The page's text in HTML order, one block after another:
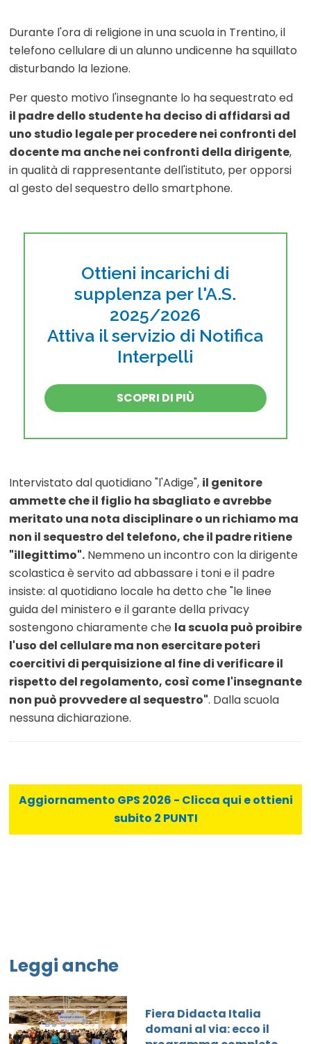
Durante l'ora di religione in una scuola in Trentino, il
telefono cellulare di un alunno undicenne ha squillato
disturbando la lezione.
Per questo motivo l'insegnante lo ha sequestrato ed
il padre dello studente ha deciso di affidarsi ad
uno studio legale per procedere nei confronti del
docente ma anche nei confronti della dirigente,
in qualità di rappresentante dell'istituto, per opporsi
al gesto del sequestro dello smartphone.
Ottieni incarichi di
supplenza per l'A.S.
2025/2026
Attiva il servizio di Notifica
Interpelli
SCOPRI DI PIÙ
Intervistato dal quotidiano "l'Adige", il genitore
ammette che il figlio ha sbagliato e avrebbe
meritato una nota disciplinare o un richiamo ma
non il sequestro del telefono, che il padre ritiene
"illegittimo". Nemmeno un incontro con la dirigente
scolastica è servito ad abbassare i toni e il padre
insiste: al quotidiano locale ha detto che "le linee
guida del ministero e il garante della privacy
sostengono chiaramente che la scuola può proibire
l'uso del cellulare ma non esercitare poteri
coercitivi di perquisizione al fine di verificare il
rispetto del regolamento, così come l'insegnante
non può provvedere al sequestro". Dalla scuola
nessuna dichiarazione.
Aggiornamento GPS 2026 - Clicca qui e ottieni
subito 2 PUNTI
Leggi anche
Fiera Didacta Italia
domani al via: ecco il